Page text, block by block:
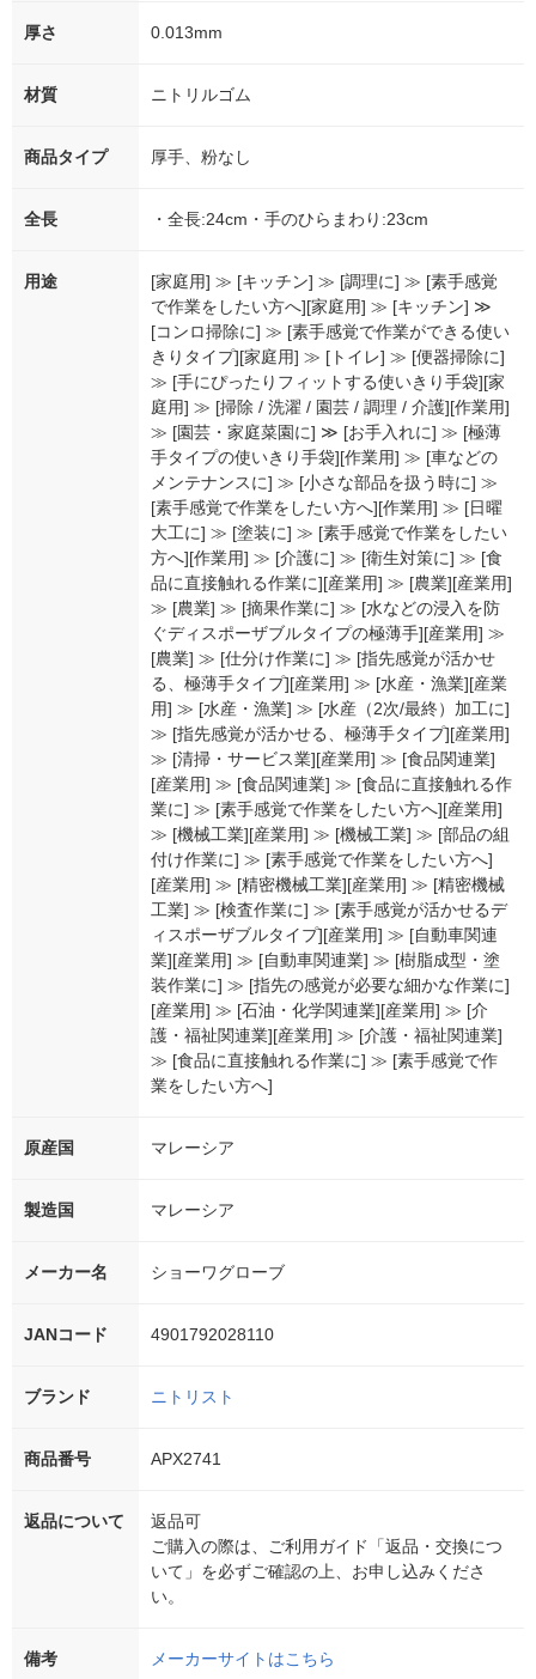
厚さ 0.013mm
材質 ニトリルゴム
商品タイプ 厚手、粉なし
全長 ・全長:24cm・手のひらまわり:23cm
用途
[家庭用] ≫ [キッチン] ≫ [調理に] ≫ [素手感覚
で作業をしたい方へ][家庭用] ≫ [キッチン] ≫
[コンロ掃除に] ≫ [素手感覚で作業ができる使い
きりタイプ][家庭用] ≫ [トイレ] ≫ [便器掃除に]
≫ [手にぴったりフィットする使いきり手袋][家
庭用] ≫ [掃除 / 洗濯 / 園芸 / 調理 / 介護][作業用]
≫ [園芸・家庭菜園に] ≫ [お手入れに] ≫ [極薄
手タイプの使いきり手袋][作業用] ≫ [車などの
メンテナンスに] ≫ [小さな部品を扱う時に] ≫
[素手感覚で作業をしたい方へ][作業用] ≫ [日曜
大工に] ≫ [塗装に] ≫ [素手感覚で作業をしたい
方へ][作業用] ≫ [介護に] ≫ [衛生対策に] ≫ [食
品に直接触れる作業に][産業用] ≫ [農業][産業用]
≫ [農業] ≫ [摘果作業に] ≫ [水などの浸入を防
ぐディスポーザブルタイプの極薄手][産業用] ≫
[農業] ≫ [仕分け作業に] ≫ [指先感覚が活かせ
る、極薄手タイプ][産業用] ≫ [水産・漁業][産業
用] ≫ [水産・漁業] ≫ [水産（2次/最終）加工に]
≫ [指先感覚が活かせる、極薄手タイプ][産業用]
≫ [清掃・サービス業][産業用] ≫ [食品関連業]
[産業用] ≫ [食品関連業] ≫ [食品に直接触れる作
業に] ≫ [素手感覚で作業をしたい方へ][産業用]
≫ [機械工業][産業用] ≫ [機械工業] ≫ [部品の組
付け作業に] ≫ [素手感覚で作業をしたい方へ]
[産業用] ≫ [精密機械工業][産業用] ≫ [精密機械
工業] ≫ [検査作業に] ≫ [素手感覚が活かせるデ
ィスポーザブルタイプ][産業用] ≫ [自動車関連
業][産業用] ≫ [自動車関連業] ≫ [樹脂成型・塗
装作業に] ≫ [指先の感覚が必要な細かな作業に]
[産業用] ≫ [石油・化学関連業][産業用] ≫ [介
護・福祉関連業][産業用] ≫ [介護・福祉関連業]
≫ [食品に直接触れる作業に] ≫ [素手感覚で作
業をしたい方へ]
原産国 マレーシア
製造国 マレーシア
メーカー名 ショーワグローブ
JANコード 4901792028110
ブランド ニトリスト
商品番号 APX2741
返品について
返品可
ご購入の際は、ご利用ガイド「返品・交換につ
いて」を必ずご確認の上、お申し込みくださ
い。
備考 メーカーサイトはこちら